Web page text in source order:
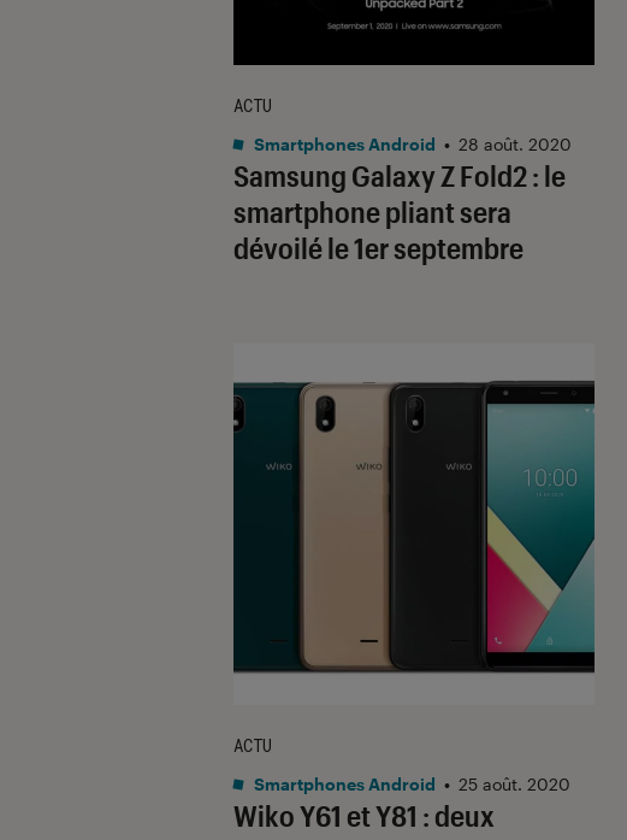
Samsung Galaxy Z Fold2 : le
smartphone pliant sera
dévoilé le 1er septembre
ACTU
Smartphones Android • 28 août. 2020
Wiko Y61 et Y81 : deux
ACTU
Smartphones Android • 25 août. 2020